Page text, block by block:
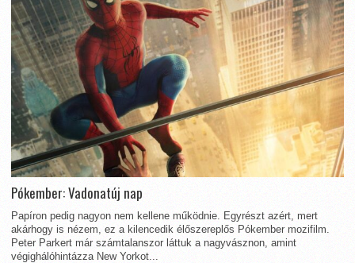
Pókember: Vadonatúj nap
Papíron pedig nagyon nem kellene működnie. Egyrészt azért, mert
akárhogy is nézem, ez a kilencedik élőszereplős Pókember mozifilm.
Peter Parkert már számtalanszor láttuk a nagyvásznon, amint
végighálóhintázza New Yorkot...